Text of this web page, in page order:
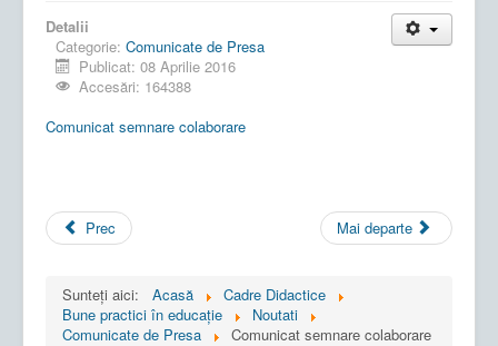
Detalii
Categorie: Comunicate de Presa
Publicat: 08 Aprilie 2016
Accesări: 164388
Comunicat semnare colaborare
Prec Mai departe
Sunteți aici: Acasă
Cadre Didactice
Bune practici în educaţie
Noutati
Comunicate de Presa
Comunicat semnare colaborare